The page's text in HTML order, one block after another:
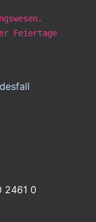
Feiertage
2461 0